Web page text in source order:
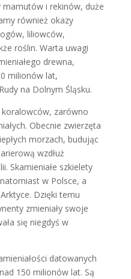
i rekinów, duże
również okazy
liliowców,
roślin. Warta uwagi
drewna,
milionów lat,
na Dolnym Śląsku.
zarówno
Obecnie zwierzęta
morzach, budując
wzdłuż
Skamieniałe szkielety
w Polsce, a
Dzięki temu
zmieniały swoje
się niegdyś w
datowanych
150 milionów lat. Są